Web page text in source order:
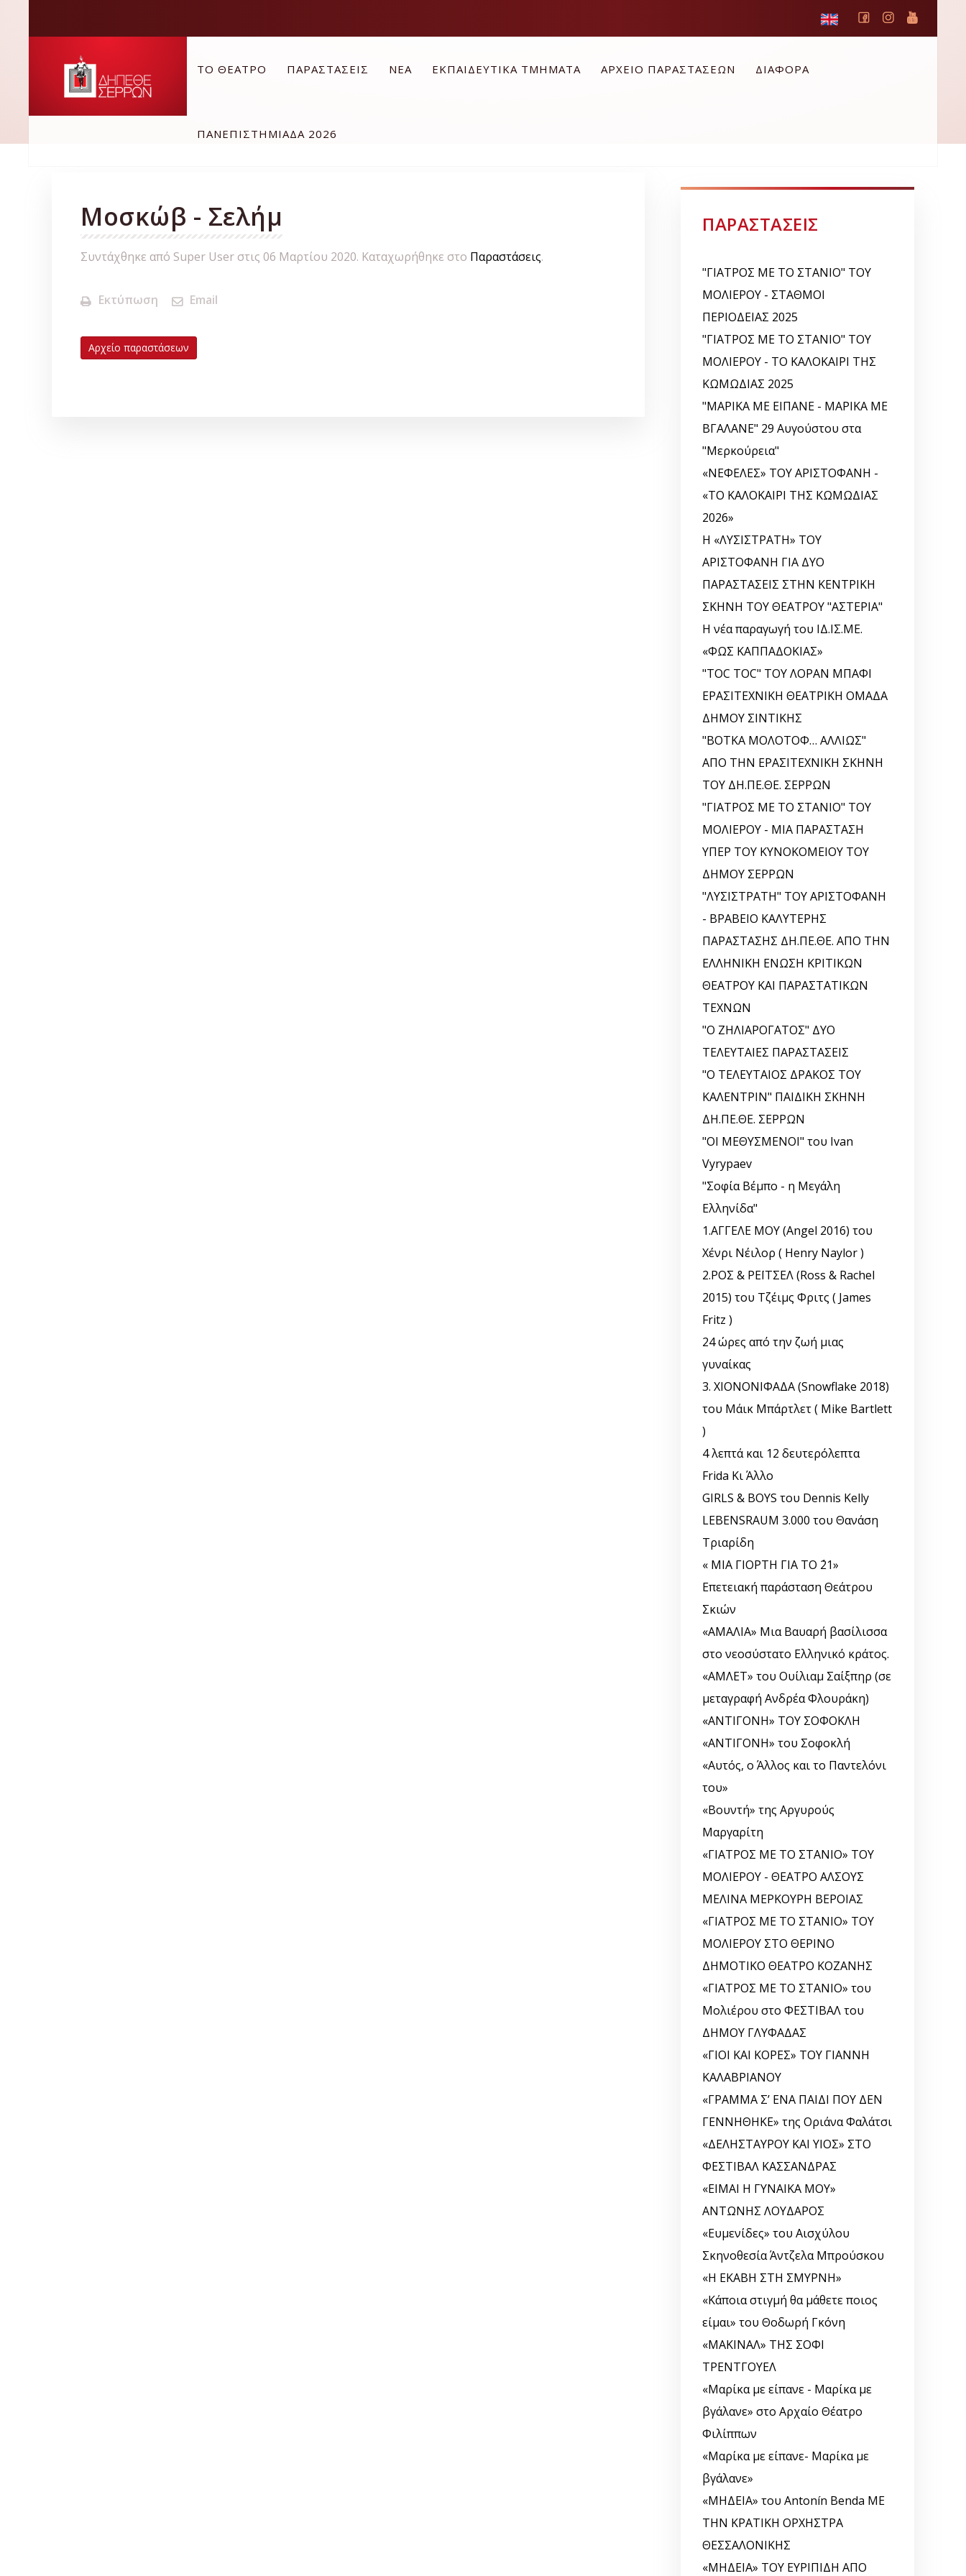
ΤΟ ΘΕΑΤΡΟ ΠΑΡΑΣΤΑΣΕΙΣ ΝΕΑ ΕΚΠΑΙΔΕΥΤΙΚΑ ΤΜΗΜΑΤΑ ΑΡΧΕΙΟ ΠΑΡΑΣΤΑΣΕΩΝ ΔΙΑΦΟΡΑ
ΠΑΝΕΠΙΣΤΗΜΙΑΔΑ 2026
Μοσκώβ - Σελήμ
Συντάχθηκε από Super User στις 06 Μαρτίου 2020. Καταχωρήθηκε στο Παραστάσεις.
Εκτύπωση Email
Αρχείο παραστάσεων
ΠΑΡΑΣΤΑΣΕΙΣ
"ΓΙΑΤΡΟΣ ΜΕ ΤΟ ΣΤΑΝΙΟ" ΤΟΥ
ΜΟΛΙΕΡΟΥ - ΣΤΑΘΜΟΙ
ΠΕΡΙΟΔΕΙΑΣ 2025
"ΓΙΑΤΡΟΣ ΜΕ ΤΟ ΣΤΑΝΙΟ" ΤΟΥ
ΜΟΛΙΕΡΟΥ - ΤΟ ΚΑΛΟΚΑΙΡΙ ΤΗΣ
ΚΩΜΩΔΙΑΣ 2025
"ΜΑΡΙΚΑ ΜΕ ΕΙΠΑΝΕ - ΜΑΡΙΚΑ ΜΕ
ΒΓΑΛΑΝΕ" 29 Αυγούστου στα
"Μερκούρεια"
«ΝΕΦΕΛΕΣ» ΤΟΥ ΑΡΙΣΤΟΦΑΝΗ -
«ΤΟ ΚΑΛΟΚΑΙΡΙ ΤΗΣ ΚΩΜΩΔΙΑΣ
2026»
Η «ΛΥΣΙΣΤΡΑΤΗ» ΤΟΥ
ΑΡΙΣΤΟΦΑΝΗ ΓΙΑ ΔΥΟ
ΠΑΡΑΣΤΑΣΕΙΣ ΣΤΗΝ ΚΕΝΤΡΙΚΗ
ΣΚΗΝΗ ΤΟΥ ΘΕΑΤΡΟΥ "ΑΣΤΕΡΙΑ"
Η νέα παραγωγή του ΙΔ.ΙΣ.ΜΕ.
«ΦΩΣ ΚΑΠΠΑΔΟΚΙΑΣ»
"TOC TOC" ΤΟΥ ΛΟΡΑΝ ΜΠΑΦΙ
ΕΡΑΣΙΤΕΧΝΙΚΗ ΘΕΑΤΡΙΚΗ ΟΜΑΔΑ
ΔΗΜΟΥ ΣΙΝΤΙΚΗΣ
"ΒΟΤΚΑ ΜΟΛΟΤΟΦ… ΑΛΛΙΩΣ"
ΑΠΟ ΤΗΝ ΕΡΑΣΙΤΕΧΝΙΚΗ ΣΚΗΝΗ
ΤΟΥ ΔΗ.ΠΕ.ΘΕ. ΣΕΡΡΩΝ
"ΓΙΑΤΡΟΣ ΜΕ ΤΟ ΣΤΑΝΙΟ" ΤΟΥ
ΜΟΛΙΕΡΟΥ - ΜΙΑ ΠΑΡΑΣΤΑΣΗ
ΥΠΕΡ ΤΟΥ ΚΥΝΟΚΟΜΕΙΟΥ ΤΟΥ
ΔΗΜΟΥ ΣΕΡΡΩΝ
"ΛΥΣΙΣΤΡΑΤΗ" ΤΟΥ ΑΡΙΣΤΟΦΑΝΗ
- ΒΡΑΒΕΙΟ ΚΑΛΥΤΕΡΗΣ
ΠΑΡΑΣΤΑΣΗΣ ΔΗ.ΠΕ.ΘΕ. ΑΠΟ ΤΗΝ
ΕΛΛΗΝΙΚΗ EΝΩΣΗ ΚΡΙΤΙΚΩΝ
ΘΕΑΤΡΟΥ ΚΑΙ ΠΑΡΑΣΤΑΤΙΚΩΝ
ΤΕΧΝΩΝ
"Ο ΖΗΛΙΑΡΟΓΑΤΟΣ" ΔΥΟ
ΤΕΛΕΥΤΑΙΕΣ ΠΑΡΑΣΤΑΣΕΙΣ
"Ο ΤΕΛΕΥΤΑΙΟΣ ΔΡΑΚΟΣ ΤΟΥ
ΚΑΛΕΝΤΡΙΝ" ΠΑΙΔΙΚΗ ΣΚΗΝΗ
ΔΗ.ΠΕ.ΘΕ. ΣΕΡΡΩΝ
"ΟΙ ΜΕΘΥΣΜΕΝΟΙ" του Ivan
Vyrypaev
"Σοφία Βέμπο - η Μεγάλη
Ελληνίδα"
1.ΑΓΓΕΛΕ ΜΟΥ (Angel 2016) του
Χένρι Νέιλορ ( Henry Naylor )
2.ΡΟΣ & ΡΕΪΤΣΕΛ (Ross & Rachel
2015) του Τζέιμς Φριτς ( James
Fritz )
24 ώρες από την ζωή μιας
γυναίκας
3. ΧΙΟΝΟΝΙΦΑΔΑ (Snowflake 2018)
του Μάικ Μπάρτλετ ( Mike Bartlett
)
4 λεπτά και 12 δευτερόλεπτα
Frida Κι Άλλο
GIRLS & BOYS του Dennis Kelly
LEBENSRAUM 3.000 του Θανάση
Τριαρίδη
« ΜΙΑ ΓΙΟΡΤΗ ΓΙΑ ΤΟ ΄21»
Επετειακή παράσταση Θεάτρου
Σκιών
«ΑΜΑΛΙΑ» Μια Βαυαρή βασίλισσα
στο νεοσύστατο Ελληνικό κράτος.
«ΑΜΛΕΤ» του Ουίλιαμ Σαίξπηρ (σε
μεταγραφή Ανδρέα Φλουράκη)
«ΑΝΤΙΓΟΝΗ» ΤΟΥ ΣΟΦΟΚΛΗ
«ΑΝΤΙΓΟΝΗ» του Σοφοκλή
«Αυτός, o Άλλος και το Παντελόνι
του»
«Βουντή» της Αργυρούς
Μαργαρίτη
«ΓΙΑΤΡΟΣ ΜΕ ΤΟ ΣΤΑΝΙΟ» ΤΟΥ
ΜΟΛΙΕΡΟΥ - ΘΕΑΤΡΟ ΑΛΣΟΥΣ
ΜΕΛΙΝΑ ΜΕΡΚΟΥΡΗ ΒΕΡΟΙΑΣ
«ΓΙΑΤΡΟΣ ΜΕ ΤΟ ΣΤΑΝΙΟ» ΤΟΥ
ΜΟΛΙΕΡΟΥ ΣΤΟ ΘΕΡΙΝΟ
ΔΗΜΟΤΙΚΟ ΘΕΑΤΡΟ ΚΟΖΑΝΗΣ
«ΓΙΑΤΡΟΣ ΜΕ ΤΟ ΣΤΑΝΙΟ» του
Μολιέρου στο ΦΕΣΤΙΒΑΛ του
ΔΗΜΟΥ ΓΛΥΦΑΔΑΣ
«ΓΙΟΙ ΚΑΙ ΚΟΡΕΣ» ΤΟΥ ΓΙΑΝΝΗ
ΚΑΛΑΒΡΙΑΝΟΥ
«ΓΡΑΜΜΑ Σ’ ΕΝΑ ΠΑΙΔΙ ΠΟΥ ΔΕΝ
ΓΕΝΝΗΘΗΚΕ» της Οριάνα Φαλάτσι
«ΔΕΛΗΣΤΑΥΡΟΥ ΚΑΙ ΥΙΟΣ» ΣΤΟ
ΦΕΣΤΙΒΑΛ ΚΑΣΣΑΝΔΡΑΣ
«ΕΙΜΑΙ Η ΓΥΝΑΙΚΑ ΜΟΥ»
ΑΝΤΩΝΗΣ ΛΟΥΔΑΡΟΣ
«Ευμενίδες» του Αισχύλου
Σκηνοθεσία Άντζελα Μπρούσκου
«Η ΕΚΑΒΗ ΣΤΗ ΣΜΥΡΝΗ»
«Κάποια στιγμή θα μάθετε ποιος
είμαι» του Θοδωρή Γκόνη
«ΜΑΚΙΝΑΛ» ΤΗΣ ΣΟΦΙ
ΤΡΕΝΤΓΟΥΕΛ
«Μαρίκα με είπανε - Μαρίκα με
βγάλανε» στο Αρχαίο Θέατρο
Φιλίππων
«Μαρίκα με είπανε- Μαρίκα με
βγάλανε»
«ΜΗΔΕΙΑ» του Antonín Benda ΜΕ
ΤΗΝ ΚΡΑΤΙΚΗ ΟΡΧΗΣΤΡΑ
ΘΕΣΣΑΛΟΝΙΚΗΣ
«ΜΗΔΕΙΑ» ΤΟΥ ΕΥΡΙΠΙΔΗ ΑΠΟ